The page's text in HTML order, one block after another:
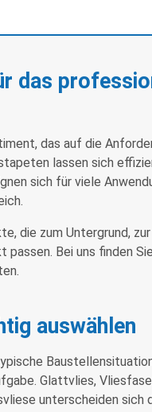
das
das auf die
lassen sich
sich für viele
die zum Untergrund, zur
passen. Bei uns finden
auswählen
Glattvlies,
unterscheiden sich